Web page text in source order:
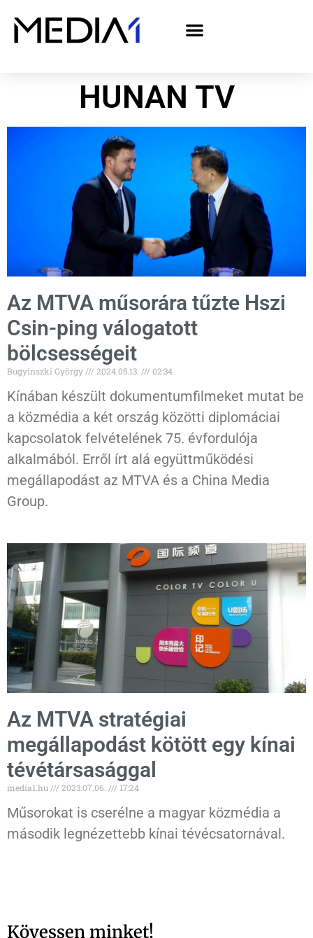
HUNAN TV
Az MTVA műsorára tűzte Hszi
Csin-ping válogatott
bölcsességeit
Bugyinszki György 2024.05.13. 02:34
Kínában készült dokumentumfilmeket mutat be
a közmédia a két ország közötti diplomáciai
kapcsolatok felvételének 75. évfordulója
alkalmából. Erről írt alá együttműködési
megállapodást az MTVA és a China Media
Group.
Az MTVA stratégiai
megállapodást kötött egy kínai
tévétársasággal
media1.hu 2023.07.06. 17:24
Műsorokat is cserélne a magyar közmédia a
második legnézettebb kínai tévécsatornával.
Kövessen minket!